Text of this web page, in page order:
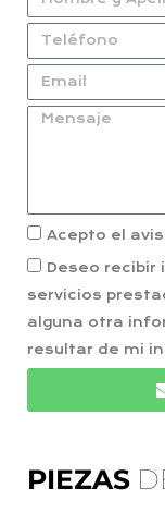
PIEZAS
Acepto el
Deseo recibir
servicios
alguna otra
resultar de mi